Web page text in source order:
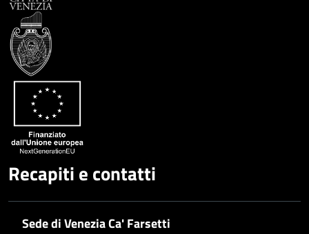
Recapiti e contatti
Sede di Venezia Ca' Farsetti